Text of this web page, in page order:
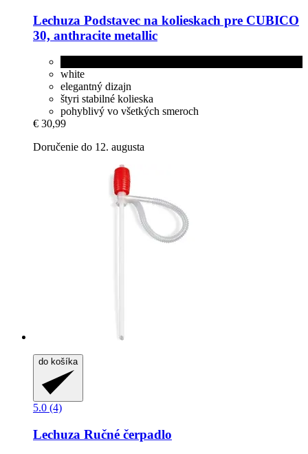
Lechuza Podstavec na kolieskach pre CUBICO
30, anthracite metallic
white
elegantný dizajn
štyri stabilné kolieska
pohyblivý vo všetkých smeroch
€ 30,99
Doručenie do 12. augusta
do košíka
5.0 (4)
Lechuza Ručné čerpadlo